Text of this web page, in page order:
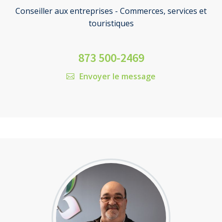
Conseiller aux entreprises - Commerces, services et
touristiques
873 500-2469
Envoyer le message